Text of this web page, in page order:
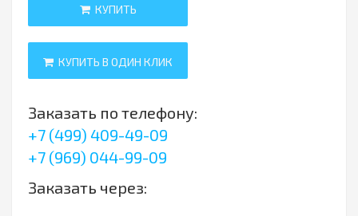
КУПИТЬ
КУПИТЬ В ОДИН КЛИК
Заказать по телефону:
+7 (499) 409-49-09
+7 (969) 044-99-09
Заказать через: